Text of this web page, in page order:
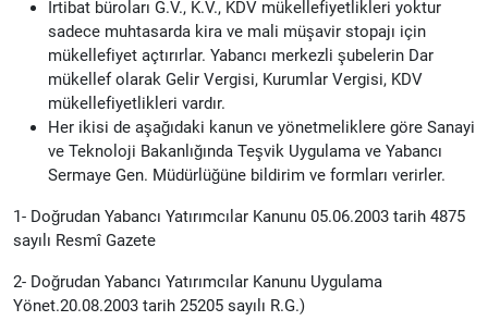
İrtibat büroları G.V., K.V., KDV mükellefiyetlikleri yoktur
sadece muhtasarda kira ve mali müşavir stopajı için
mükellefiyet açtırırlar. Yabancı merkezli şubelerin Dar
mükellef olarak Gelir Vergisi, Kurumlar Vergisi, KDV
mükellefiyetlikleri vardır.
Her ikisi de aşağıdaki kanun ve yönetmeliklere göre Sanayi
ve Teknoloji Bakanlığında Teşvik Uygulama ve Yabancı
Sermaye Gen. Müdürlüğüne bildirim ve formları verirler.
1- Doğrudan Yabancı Yatırımcılar Kanunu 05.06.2003 tarih 4875
sayılı Resmî Gazete
2- Doğrudan Yabancı Yatırımcılar Kanunu Uygulama
Yönet.20.08.2003 tarih 25205 sayılı R.G.)